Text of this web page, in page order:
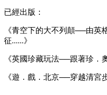
已經出版：
《青空下的大不列顛──由英
征......》
《英國珍藏玩法──跟著珍．
《遊．戲．北京──穿越清宮